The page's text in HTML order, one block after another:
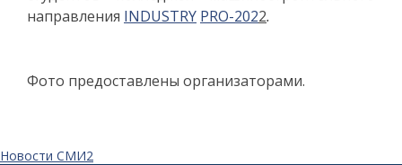
направления INDUSTRY PRO-2022.
Фото предоставлены организаторами.
Новости СМИ2